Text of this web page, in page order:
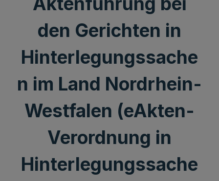
den Gerichten in
Hinterlegungssache
n im Land Nordrhein-
Westfalen (eAkten-
Verordnung in
Hinterlegungssache